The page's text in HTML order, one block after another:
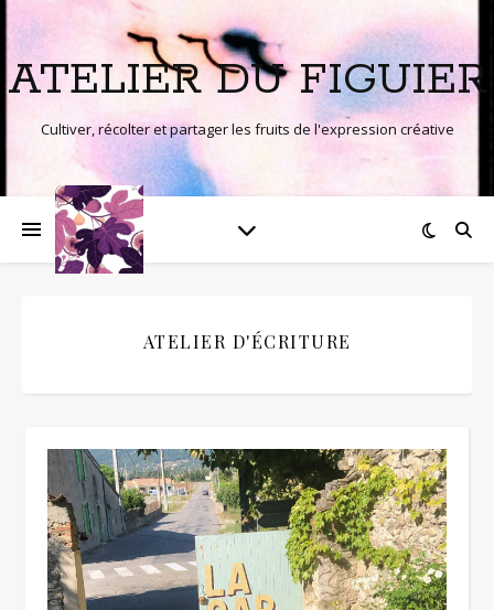
ATELIER DU FIGUIER
Cultiver, récolter et partager les fruits de l'expression créative
ATELIER D'ÉCRITURE